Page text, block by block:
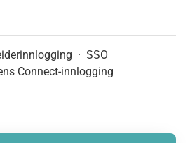
· SSO
Connect-innlogging